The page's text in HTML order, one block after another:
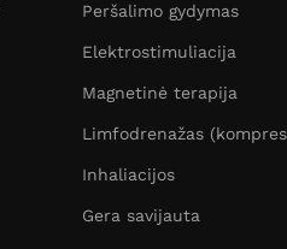
Peršalimo gydymas
Elektrostimuliacija
Magnetinė terapija
Limfodrenažas
Inhaliacijos
Gera savijauta